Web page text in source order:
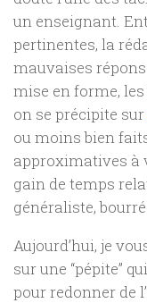
un enseignant.
pertinentes, la
mauvaises
mise en forme,
on se précipite sur
ou moins bien
approximatives à
gain de temps
généraliste,
Aujourd’hui, je
sur une “pépite”
pour redonner de